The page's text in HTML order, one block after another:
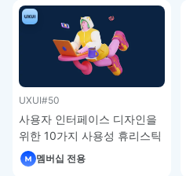
UXUI#50
사용자 인터페이스 디자인을
위한 10가지 사용성 휴리스틱
– UXUI 디자인 강좌 5-16
멤버십 전용